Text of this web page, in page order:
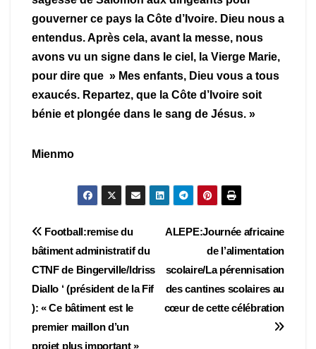
gouverner ce pays la Côte d’Ivoire. Dieu nous a
entendus. Après cela, avant la messe, nous
avons vu un signe dans le ciel, la Vierge Marie,
pour dire que » Mes enfants, Dieu vous a tous
exaucés. Repartez, que la Côte d’Ivoire soit
bénie et plongée dans le sang de Jésus. »
Mienmo
Navigation
de
l’article
ALEPE:Journée africaine
de l’alimentation
scolaire/La pérennisation
des cantines scolaires au
cœur de cette célébration
Football:remise du
bâtiment administratif du
CTNF de Bingerville/Idriss
Diallo ‘ (président de la Fif
): « Ce bâtiment est le
premier maillon d’un
projet plus important »